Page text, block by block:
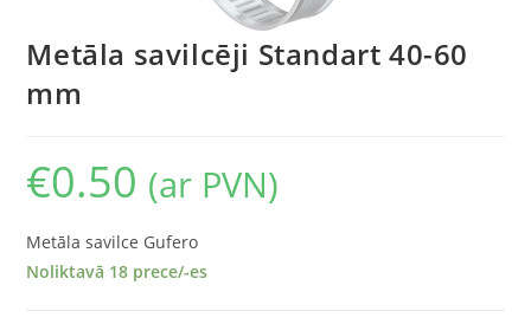
Metāla savilcēji Standart 40-60
mm
€0.50 (ar PVN)
Metāla savilce Gufero
Noliktavā 18 prece/-es